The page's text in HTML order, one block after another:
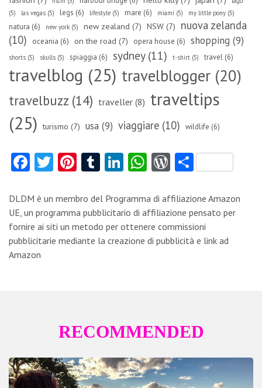
(5)
las vegas (5) legs (6) lifestyle (5) mare (6) miami (5) my little pony (5)
natura (6) new york (5) new zealand (7) NSW (7)
nuova zelanda
(10)
oceania (6) on the road (7) opera house (6) shopping (9)
shorts (5) skulls (5) spiaggia (6) sydney(11) t-shirt (5) travel (6)
travelblog (25) travelblogger (20)
travelbuzz (14) traveller (8) traveltips
(25) turismo (7) usa (9) viaggiare (10) wildlife (6)
Fa
b
o
o
k
T
itt
er
Pi
er
es
t
T
m
bl
r
Li
e
dI
n
W
ts
A
p
W
d
Pr
es
C
n
di
vi
DLDM è un membro del Programma di affiliazione Amazon
UE, un programma pubblicitario di affiliazione pensato per
fornire ai siti un metodo per ottenere commissioni
pubblicitarie mediante la creazione di pubblicità e link ad
Amazon
RECOMMENDED